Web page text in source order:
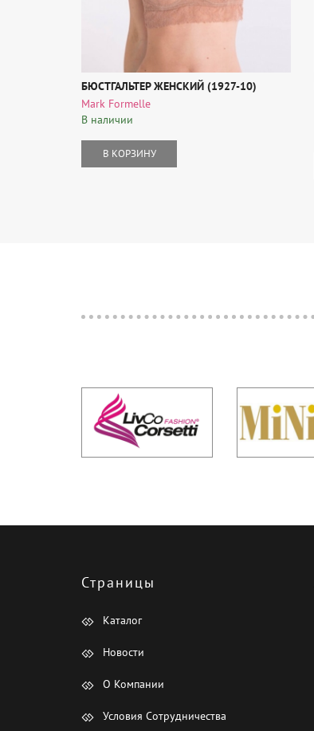
БЮСТГАЛЬТЕР ЖЕНСКИЙ (1927-10)
Mark Formelle
В наличии
В КОРЗИНУ
Страницы
Каталог
Новости
О Компании
Условия Сотрудничества